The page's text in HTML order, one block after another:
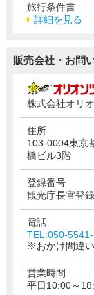
旅行条件書
詳細を見る
販売会社・お問
株式会社オリ
住所
103-0004東京
橋ビル3階
登録番号
観光庁長官登
電話
TEL:050-
※おかけ間違い
営業時間
平日10:00～